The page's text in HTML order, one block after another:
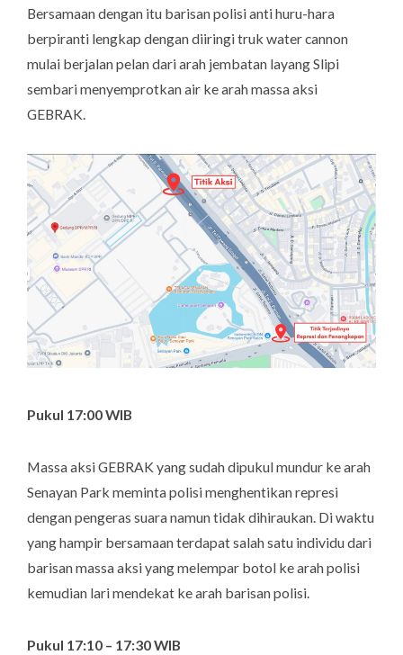
Bersamaan dengan itu barisan polisi anti huru-hara
berpiranti lengkap dengan diiringi truk water cannon
mulai berjalan pelan dari arah jembatan layang Slipi
sembari menyemprotkan air ke arah massa aksi
GEBRAK.
Pukul 17:00 WIB
Massa aksi GEBRAK yang sudah dipukul mundur ke arah
Senayan Park meminta polisi menghentikan represi
dengan pengeras suara namun tidak dihiraukan. Di waktu
yang hampir bersamaan terdapat salah satu individu dari
barisan massa aksi yang melempar botol ke arah polisi
kemudian lari mendekat ke arah barisan polisi.
Pukul 17:10 – 17:30 WIB